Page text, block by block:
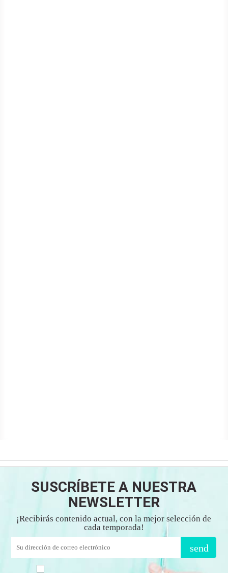
SUSCRÍBETE A NUESTRA
NEWSLETTER
¡Recibirás contenido actual, con la mejor selección de
cada temporada!
send